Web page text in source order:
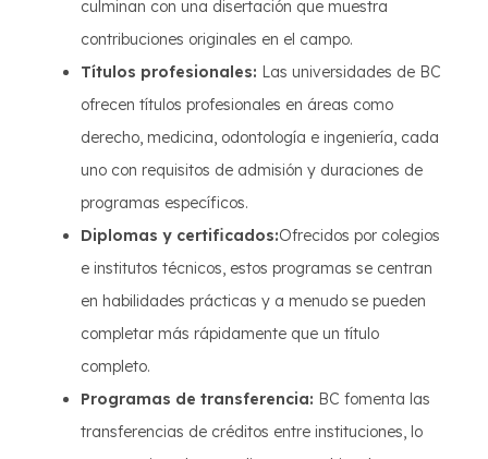
culminan con una disertación que muestra
contribuciones originales en el campo.
Títulos profesionales: Las universidades de BC
ofrecen títulos profesionales en áreas como
derecho, medicina, odontología e ingeniería, cada
uno con requisitos de admisión y duraciones de
programas específicos.
Diplomas y certificados:Ofrecidos por colegios
e institutos técnicos, estos programas se centran
en habilidades prácticas y a menudo se pueden
completar más rápidamente que un título
completo.
Programas de transferencia: BC fomenta las
transferencias de créditos entre instituciones, lo